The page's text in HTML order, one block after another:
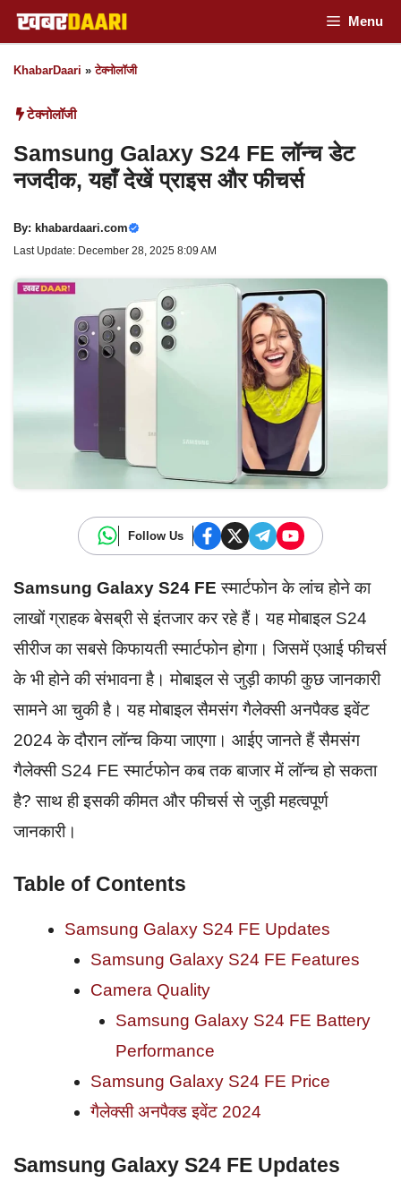
Skip
to
content
Menu
KhabarDaari »टेक्नोलॉजी
टेक्नोलॉजी
Samsung Galaxy S24 FE लॉन्च डेट
नजदीक, यहाँ देखें प्राइस और फीचर्स
By: khabardaari.com
Last Update: December 28, 2025 8:09 AM
Follow Us
Samsung Galaxy S24 FE स्मार्टफोन के लांच होने का
लाखों ग्राहक बेसब्री से इंतजार कर रहे हैं। यह मोबाइल S24
सीरीज का सबसे किफायती स्मार्टफोन होगा। जिसमें एआई फीचर्स
के भी होने की संभावना है। मोबाइल से जुड़ी काफी कुछ जानकारी
सामने आ चुकी है। यह मोबाइल सैमसंग गैलेक्सी अनपैक्ड इवेंट
2024 के दौरान लॉन्च किया जाएगा। आईए जानते हैं सैमसंग
गैलेक्सी S24 FE स्मार्टफोन कब तक बाजार में लॉन्च हो सकता
है? साथ ही इसकी कीमत और फीचर्स से जुड़ी महत्वपूर्ण
जानकारी।
Table of Contents
Samsung Galaxy S24 FE Updates
Samsung Galaxy S24 FE Features
Camera Quality
Samsung Galaxy S24 FE Battery
Performance
Samsung Galaxy S24 FE Price
गैलेक्सी अनपैक्ड इवेंट 2024
Samsung Galaxy S24 FE Updates